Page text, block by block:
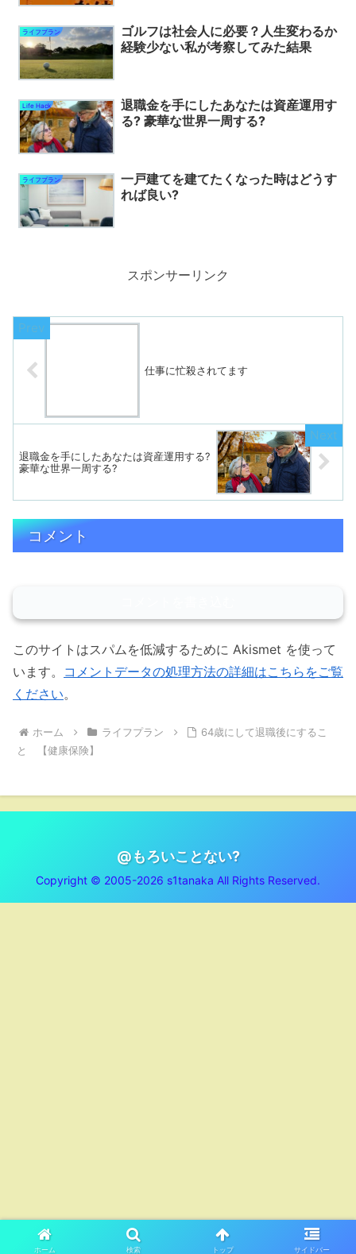
ライフプラン
ゴルフは社会人に必要？人生変わるか
経験少ない私が考察してみた結果
Life Hack
退職金を手にしたあなたは資産運用す
る? 豪華な世界一周する?
ライフプラン
一戸建てを建てたくなった時はどうす
れば良い?
スポンサーリンク
仕事に忙殺されてます
退職金を手にしたあなたは資産運用する?
豪華な世界一周する?
コメント
このサイトはスパムを低減するために Akismet を使って
います。 コメントデータの処理方法の詳細はこちらをご覧
ください。
ホーム ライフプラン
64歳にして退職後にするこ
と 【健康保険】
@もろいことない?
Copyright © 2005-2026 s1tanaka All Rights Reserved.
ホーム 検索 トップ サイドバー